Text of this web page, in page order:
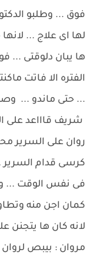
فوق ... وطلبو
لها اى علاج ...
ها يبان دلوقتى ...
الفتره الا فاتت
... حتى ماندو ...
شريف قاااعد على
روان على السرير
كرسى قدام السرير
فى نفس الوقت ...
كمان اجن منه
لانه كان ها يتجنن
مروان : بيبص لروان